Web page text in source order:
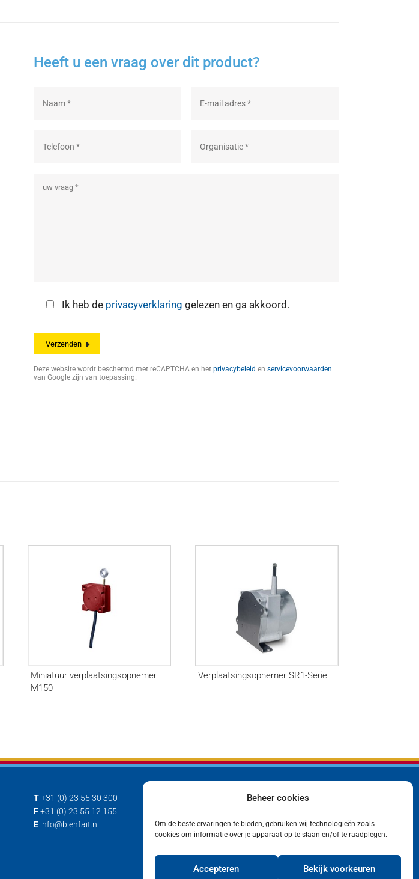
Beheer cookies
Om de beste ervaringen te bieden, gebruiken wij technologieën zoals
cookies om informatie over je apparaat op te slaan en/of te raadplegen.
Accepteren Bekijk voorkeuren
Heeft u een vraag over dit product?
Ik heb de privacyverklaring gelezen en ga akkoord.
Deze website wordt beschermd met reCAPTCHA en het privacybeleid en servicevoorwaarden
van Google zijn van toepassing.
Miniatuur verplaatsingsopnemer
M150
Verplaatsingsopnemer SR1-Serie
T +31 (0) 23 55 30 300
F +31 (0) 23 55 12 155
E info@bienfait.nl
Contact
Privacyverklaring